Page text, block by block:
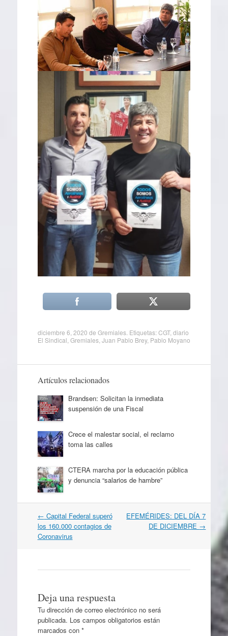
diciembre 6, 2020 de Gremiales. Etiquetas:CGT, diario
El Sindical Gremiales, Juan Pablo Brey, Pablo Moyano
Artículos relacionados
Brandsen: Solicitan la inmediata
suspensión de una Fiscal
Crece el malestar social, el reclamo
toma las calles
CTERA marcha por la educación pública
y denuncia “salarios de hambre”
Navegación
por
artículos
← Capital Federal superó
los 160.000 contagios de
Coronavirus
EFEMÉRIDES: DEL DÍA 7
DE DICIEMBRE →
Deja una respuesta
Tu dirección de correo electrónico no será
publicada. Los campos obligatorios están
marcados con *